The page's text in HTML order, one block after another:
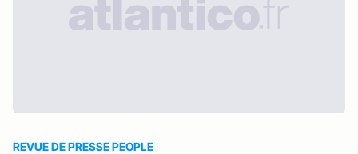
REVUE DE PRESSE PEOPLE